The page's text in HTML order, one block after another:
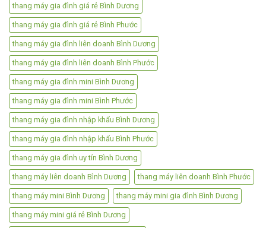
thang máy gia đình giá rẻ Bình Dương
thang máy gia đình giá rẻ Bình Phước
thang máy gia đình liên doanh Bình Dương
thang máy gia đình liên doanh Bình Phước
thang máy gia đình mini Bình Dương
thang máy gia đình mini Bình Phước
thang máy gia đình nhập khẩu Bình Dương
thang máy gia đình nhập khẩu Bình Phước
thang máy gia đình uy tín Bình Dương
thang máy liên doanh Bình Dương thang máy liên doanh Bình Phước
thang máy mini Bình Dương thang máy mini gia đình Bình Dương
thang máy mini giá rẻ Bình Dương